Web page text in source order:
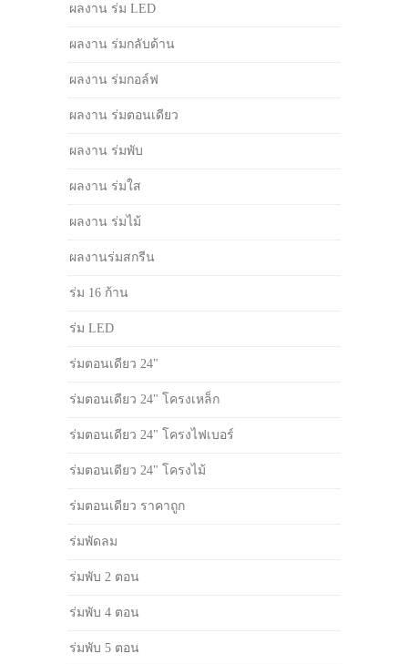
ผลงาน ร่ม LED
ผลงาน ร่มกลับด้าน
ผลงาน ร่มกอล์ฟ
ผลงาน ร่มตอนเดียว
ผลงาน ร่มพับ
ผลงาน ร่มใส
ผลงาน ร่มไม้
ผลงานร่มสกรีน
ร่ม 16 ก้าน
ร่ม LED
ร่มตอนเดียว 24"
ร่มตอนเดียว 24" โครงเหล็ก
ร่มตอนเดียว 24" โครงไฟเบอร์
ร่มตอนเดียว 24" โครงไม้
ร่มตอนเดียว ราคาถูก
ร่มพัดลม
ร่มพับ 2 ตอน
ร่มพับ 4 ตอน
ร่มพับ 5 ตอน